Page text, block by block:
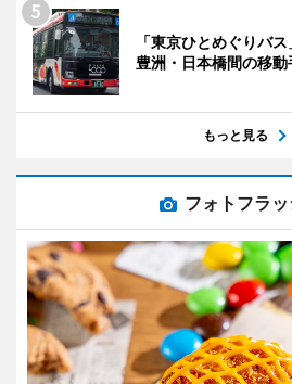
「東京ひとめぐりバ
豊洲・日本橋間の移動
もっと見る
フォトフラ